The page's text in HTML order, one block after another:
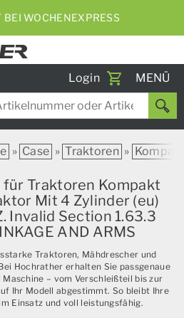
BEI WOCHENEXPRESS
Login
Toggle
MENÜ
» Case » Traktoren »
für Traktoren Kompakt
Mit 4 Zylinder (eu)
Invalid Section 1.63.3
AND ARMS
Traktoren, Mähdrescher und
Hochrather erhalten Sie passgenaue
– vom Verschleißteil bis zur
Ihr Modell abgestimmt. So bleibt Ihre
Einsatz und voll leistungsfähig.